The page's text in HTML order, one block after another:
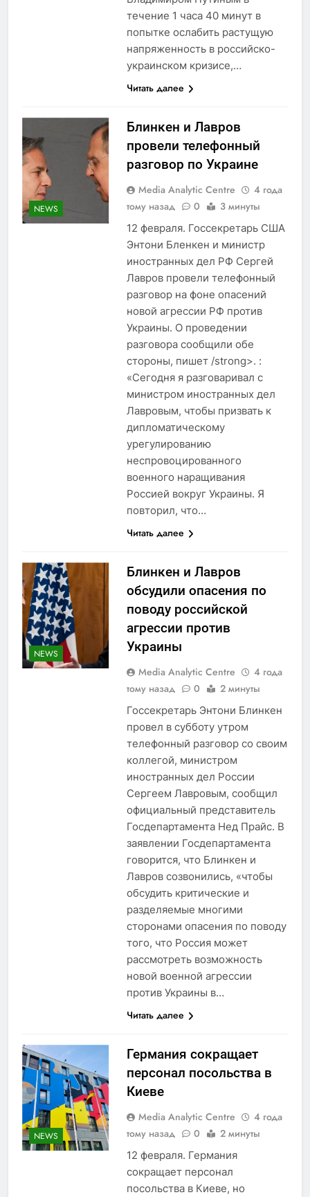
течение 1 часа 40 минут в
попытке ослабить растущую
напряженность в российско-
украинском кризисе,…
Читать далее
NEWS
Блинкен и Лавров
провели телефонный
разговор по Украине
Media Analytic Centre
4 года
тому назад
0 3 минуты
12 февраля. Госсекретарь США
Энтони Бленкен и министр
иностранных дел РФ Сергей
Лавров провели телефонный
разговор на фоне опасений
новой агрессии РФ против
Украины. О проведении
разговора сообщили обе
стороны, пишет /strong>. :
«Сегодня я разговаривал с
министром иностранных дел
Лавровым, чтобы призвать к
дипломатическому
урегулированию
неспровоцированного
военного наращивания
Россией вокруг Украины. Я
повторил, что…
Читать далее
NEWS
Блинкен и Лавров
обсудили опасения по
поводу российской
агрессии против
Украины
Media Analytic Centre
4 года
тому назад
0 2 минуты
Госсекретарь Энтони Блинкен
провел в субботу утром
телефонный разговор со своим
коллегой, министром
иностранных дел России
Сергеем Лавровым, сообщил
официальный представитель
Госдепартамента Нед Прайс. В
заявлении Госдепартамента
говорится, что Блинкен и
Лавров созвонились, «чтобы
обсудить критические и
разделяемые многими
сторонами опасения по поводу
того, что Россия может
рассмотреть возможность
новой военной агрессии
против Украины в…
Читать далее
NEWS
Германия сокращает
персонал посольства в
Киеве
Media Analytic Centre
4 года
тому назад
0 2 минуты
12 февраля. Германия
сокращает персонал
посольства в Киеве, но